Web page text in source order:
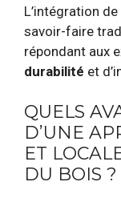
L’intégration
savoir-faire
répondant aux
durabilité et
QUELS
D’UNE
ET
DU BOIS ?